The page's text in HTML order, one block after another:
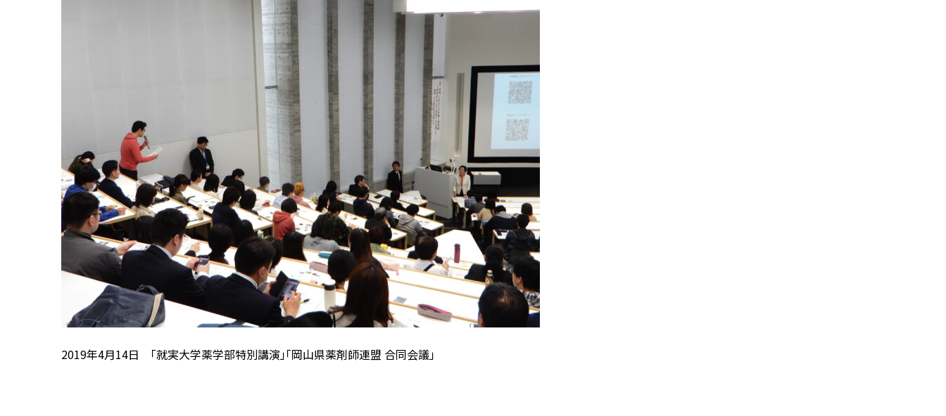
2019年4月14日 「就実大学薬学部特別講演」「岡山県薬剤師連盟 合同会議」